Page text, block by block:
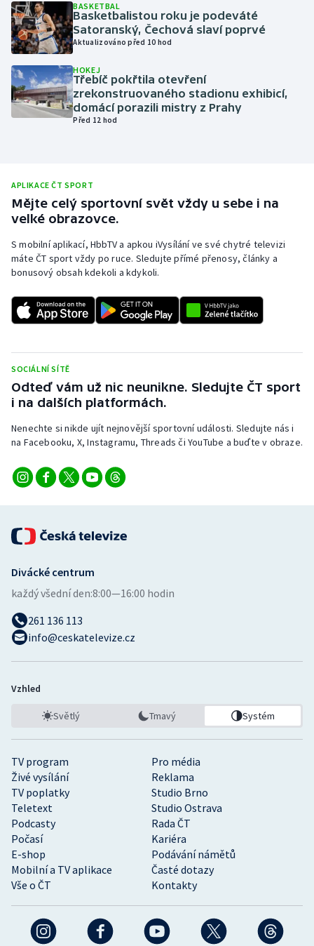
Olympijské hry
Parasport
Plavání
Plážový volejbal
Rychlobruslení
Rychlostní kanoistika
Short track
Sportovní střelba
Stolní tenis
Triatlon
Veslování
Vodní slalom
BASKETBAL
Basketbalistou roku je podeváté
Satoranský, Čechová slaví poprvé
Aktualizováno před 10 hod
HOKEJ
Třebíč pokřtila otevření
zrekonstruovaného stadionu exhibicí,
domácí porazili mistry z Prahy
Před 12 hod
APLIKACE ČT SPORT
Mějte celý sportovní svět vždy u sebe i na
velké obrazovce.
S mobilní aplikací, HbbTV a apkou iVysílání ve své chytré televizi
máte ČT sport vždy po ruce. Sledujte přímé přenosy, články a
bonusový obsah kdekoli a kdykoli.
SOCIÁLNÍ SÍTĚ
Odteď vám už nic neunikne. Sledujte ČT sport
i na dalších platformách.
Nenechte si nikde ujít nejnovější sportovní události. Sledujte nás i
na Facebooku, X, Instagramu, Threads či YouTube a buďte v obraze.
TV program
Pro média
Živé vysílání
Reklama
TV poplatky
Studio Brno
Teletext
Studio Ostrava
Podcasty
Rada ČT
Počasí
Kariéra
E-shop
Podávání námětů
Mobilní a TV aplikace
Časté dotazy
Vše o ČT
Kontakty
Divácké centrum
každý všední den:8:00—16:00 hodin
261 136 113
info@ceskatelevize.cz
Vzhled
Světlý Tmavý Systém